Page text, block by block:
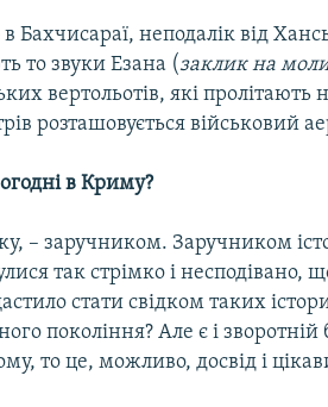
Бахчисараї, неподалік від
то звуки Езана (заклик на
вертольотів, які пролітають
розташовується військовий
в Криму?
– заручником. Заручником
так стрімко і несподівано,
стати свідком таких
покоління? Але є і зворотній
то це, можливо, досвід і